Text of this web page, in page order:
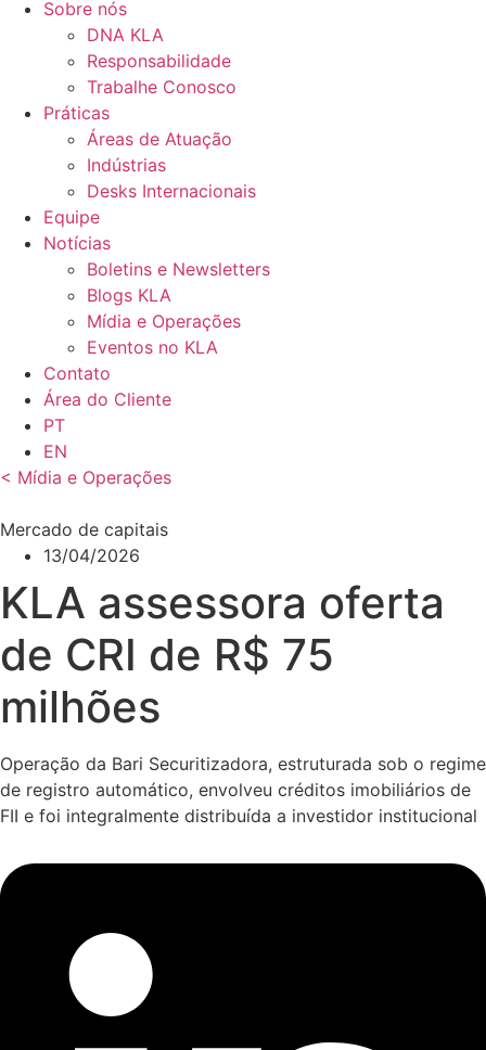
Sobre nós
DNA KLA
Responsabilidade
Trabalhe Conosco
Práticas
Áreas de Atuação
Indústrias
Desks Internacionais
Equipe
Notícias
Boletins e Newsletters
Blogs KLA
Mídia e Operações
Eventos no KLA
Contato
Área do Cliente
PT
EN
< Mídia e Operações
Mercado de capitais
13/04/2026
KLA assessora oferta
de CRI de R$ 75
milhões
Operação da Bari Securitizadora, estruturada sob o regime
de registro automático, envolveu créditos imobiliários de
FII e foi integralmente distribuída a investidor institucional